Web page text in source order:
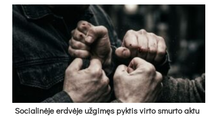
So­cia­li­nė­je erd­vė­je už­gi­męs pyk­tis vir­to smur­to ak­tu